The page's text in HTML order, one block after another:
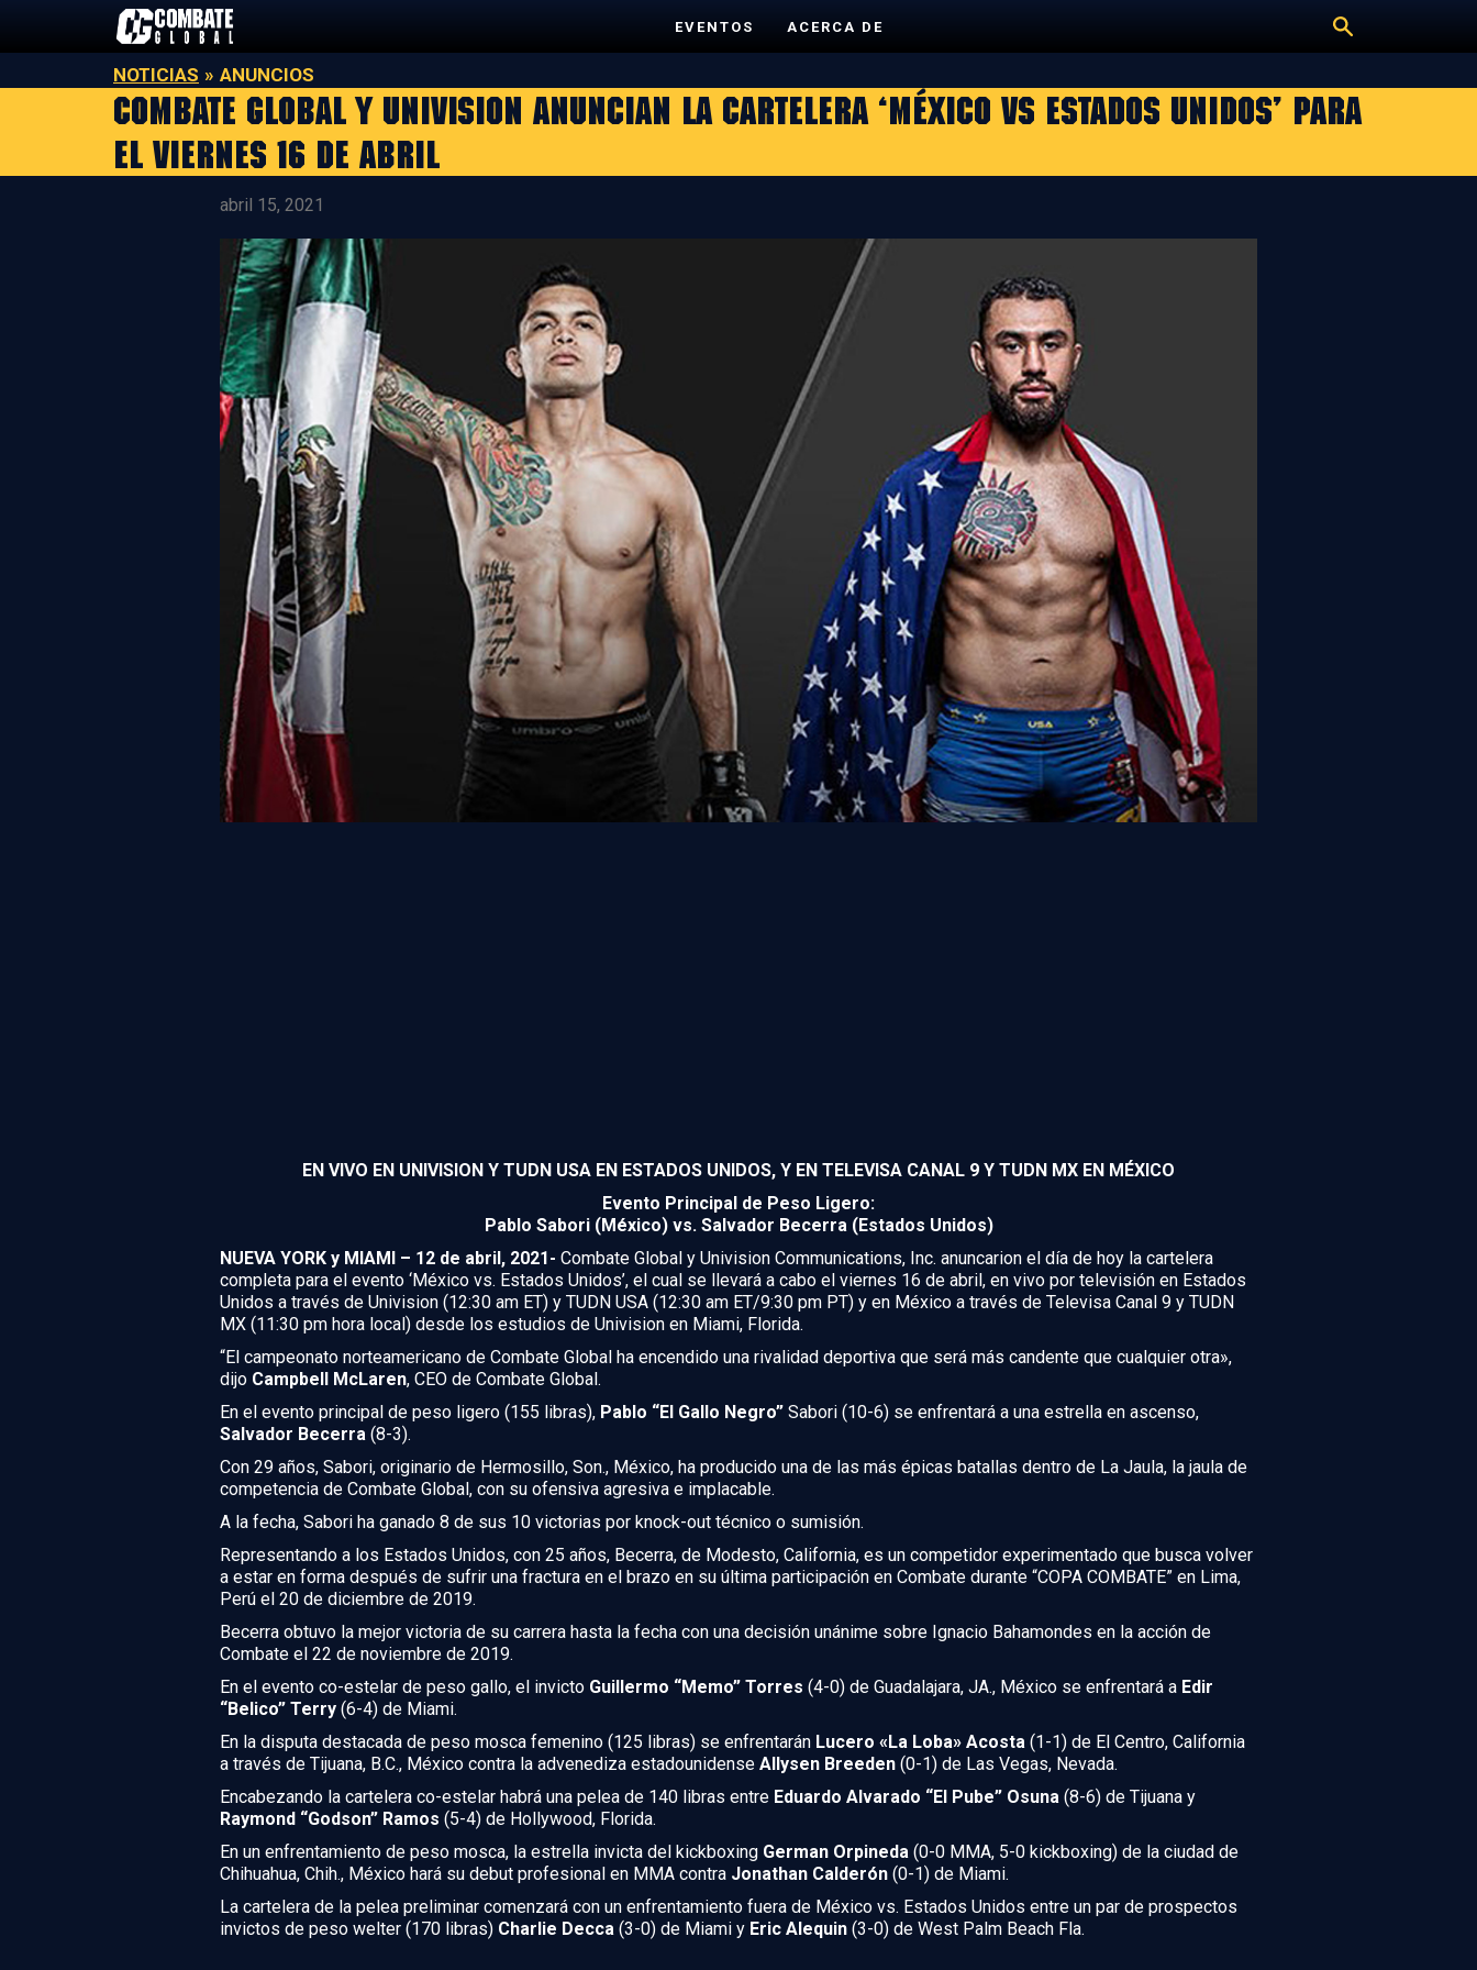
EVENTOS ACERCA DE
NOTICIAS » ANUNCIOS
COMBATE GLOBAL Y UNIVISION ANUNCIAN LA CARTELERA ‘MÉXICO VS ESTADOS UNIDOS’ PARA
EL VIERNES 16 DE ABRIL
abril 15, 2021
EN VIVO EN UNIVISION Y TUDN USA EN ESTADOS UNIDOS, Y EN TELEVISA CANAL 9 Y TUDN MX EN MÉXICO
Evento Principal de Peso Ligero:
Pablo Sabori (México) vs. Salvador Becerra (Estados Unidos)
NUEVA YORK y MIAMI – 12 de abril, 2021- Combate Global y Univision Communications, Inc. anuncarion el día de hoy la cartelera
completa para el evento ‘México vs. Estados Unidos’, el cual se llevará a cabo el viernes 16 de abril, en vivo por televisión en Estados
Unidos a través de Univision (12:30 am ET) y TUDN USA (12:30 am ET/9:30 pm PT) y en México a través de Televisa Canal 9 y TUDN
MX (11:30 pm hora local) desde los estudios de Univision en Miami, Florida.
“El campeonato norteamericano de Combate Global ha encendido una rivalidad deportiva que será más candente que cualquier otra»,
dijo Campbell McLaren, CEO de Combate Global.
En el evento principal de peso ligero (155 libras), Pablo “El Gallo Negro” Sabori (10-6) se enfrentará a una estrella en ascenso,
Salvador Becerra (8-3).
Con 29 años, Sabori, originario de Hermosillo, Son., México, ha producido una de las más épicas batallas dentro de La Jaula, la jaula de
competencia de Combate Global, con su ofensiva agresiva e implacable.
A la fecha, Sabori ha ganado 8 de sus 10 victorias por knock-out técnico o sumisión.
Representando a los Estados Unidos, con 25 años, Becerra, de Modesto, California, es un competidor experimentado que busca volver
a estar en forma después de sufrir una fractura en el brazo en su última participación en Combate durante “COPA COMBATE” en Lima,
Perú el 20 de diciembre de 2019.
Becerra obtuvo la mejor victoria de su carrera hasta la fecha con una decisión unánime sobre Ignacio Bahamondes en la acción de
Combate el 22 de noviembre de 2019.
En el evento co-estelar de peso gallo, el invicto Guillermo “Memo” Torres (4-0) de Guadalajara, JA., México se enfrentará a Edir
“Belico” Terry (6-4) de Miami.
En la disputa destacada de peso mosca femenino (125 libras) se enfrentarán Lucero «La Loba» Acosta (1-1) de El Centro, California
a través de Tijuana, B.C., México contra la advenediza estadounidense Allysen Breeden (0-1) de Las Vegas, Nevada.
Encabezando la cartelera co-estelar habrá una pelea de 140 libras entre Eduardo Alvarado “El Pube” Osuna (8-6) de Tijuana y
Raymond “Godson” Ramos (5-4) de Hollywood, Florida.
En un enfrentamiento de peso mosca, la estrella invicta del kickboxing German Orpineda (0-0 MMA, 5-0 kickboxing) de la ciudad de
Chihuahua, Chih., México hará su debut profesional en MMA contra Jonathan Calderón (0-1) de Miami.
La cartelera de la pelea preliminar comenzará con un enfrentamiento fuera de México vs. Estados Unidos entre un par de prospectos
invictos de peso welter (170 libras) Charlie Decca (3-0) de Miami y Eric Alequin (3-0) de West Palm Beach Fla.